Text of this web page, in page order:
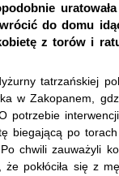
do domu
z torów i
tatrzańskiej
w Zakopanem,
potrzebie
biegającą po
chwili zauważyli
pokłóciła się z